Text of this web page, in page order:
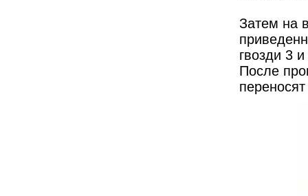
Затем на
гвозди 3
После
переносят